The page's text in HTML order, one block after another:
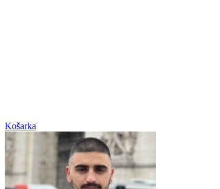
Košarka